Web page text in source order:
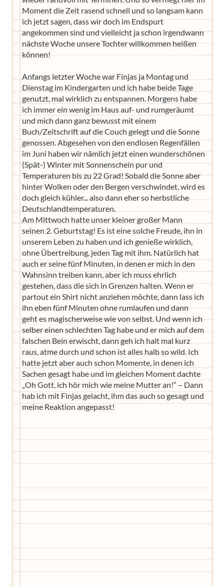
Moment die Zeit rasend schnell und so langsam kann
ich jetzt sagen, dass wir doch im Endspurt
angekommen sind und vielleicht ja schon irgendwann
nächste Woche unsere Tochter willkommen heißen
können!
Anfangs letzter Woche war Finjas ja Montag und
Dienstag im Kindergarten und ich habe beide Tage
genutzt, mal wirklich zu entspannen. Morgens habe
ich immer ein wenig im Haus auf- und rumgeräumt
und mich dann ganz bewusst mit einem
Buch/Zeitschrift auf die Couch gelegt und die Sonne
genossen. Abgesehen von den endlosen Regenfällen
im Juni haben wir nämlich jetzt einen wunderschönen
(Spät-) Winter mit Sonnenschein pur und
Temperaturen bis zu 22 Grad! Sobald die Sonne aber
hinter Wolken oder den Bergen verschwindet, wird es
doch gleich kühler... also dann eher so herbstliche
Deutschlandtemperaturen.
Am Mittwoch hatte unser kleiner großer Mann
seinen 2. Geburtstag! Es ist eine solche Freude, ihn in
unserem Leben zu haben und ich genieße wirklich,
ohne Übertreibung, jeden Tag mit ihm. Natürlich hat
auch er seine fünf Minuten, in denen er mich in den
Wahnsinn treiben kann, aber ich muss ehrlich
gestehen, dass die sich in Grenzen halten. Wenn er
partout ein Shirt nicht anziehen möchte, dann lass ich
ihn eben fünf Minuten ohne rumlaufen und dann
geht es magischerweise wie von selbst. Und wenn ich
selber einen schlechten Tag habe und er mich auf dem
falschen Bein erwischt, dann geh ich halt mal kurz
raus, atme durch und schon ist alles halb so wild. Ich
hatte jetzt aber auch schon Momente, in denen ich
Sachen gesagt habe und im gleichen Moment dachte
„Oh Gott, ich hör mich wie meine Mutter an!“ – Dann
hab ich mit Finjas gelacht, ihm das auch so gesagt und
meine Reaktion angepasst!